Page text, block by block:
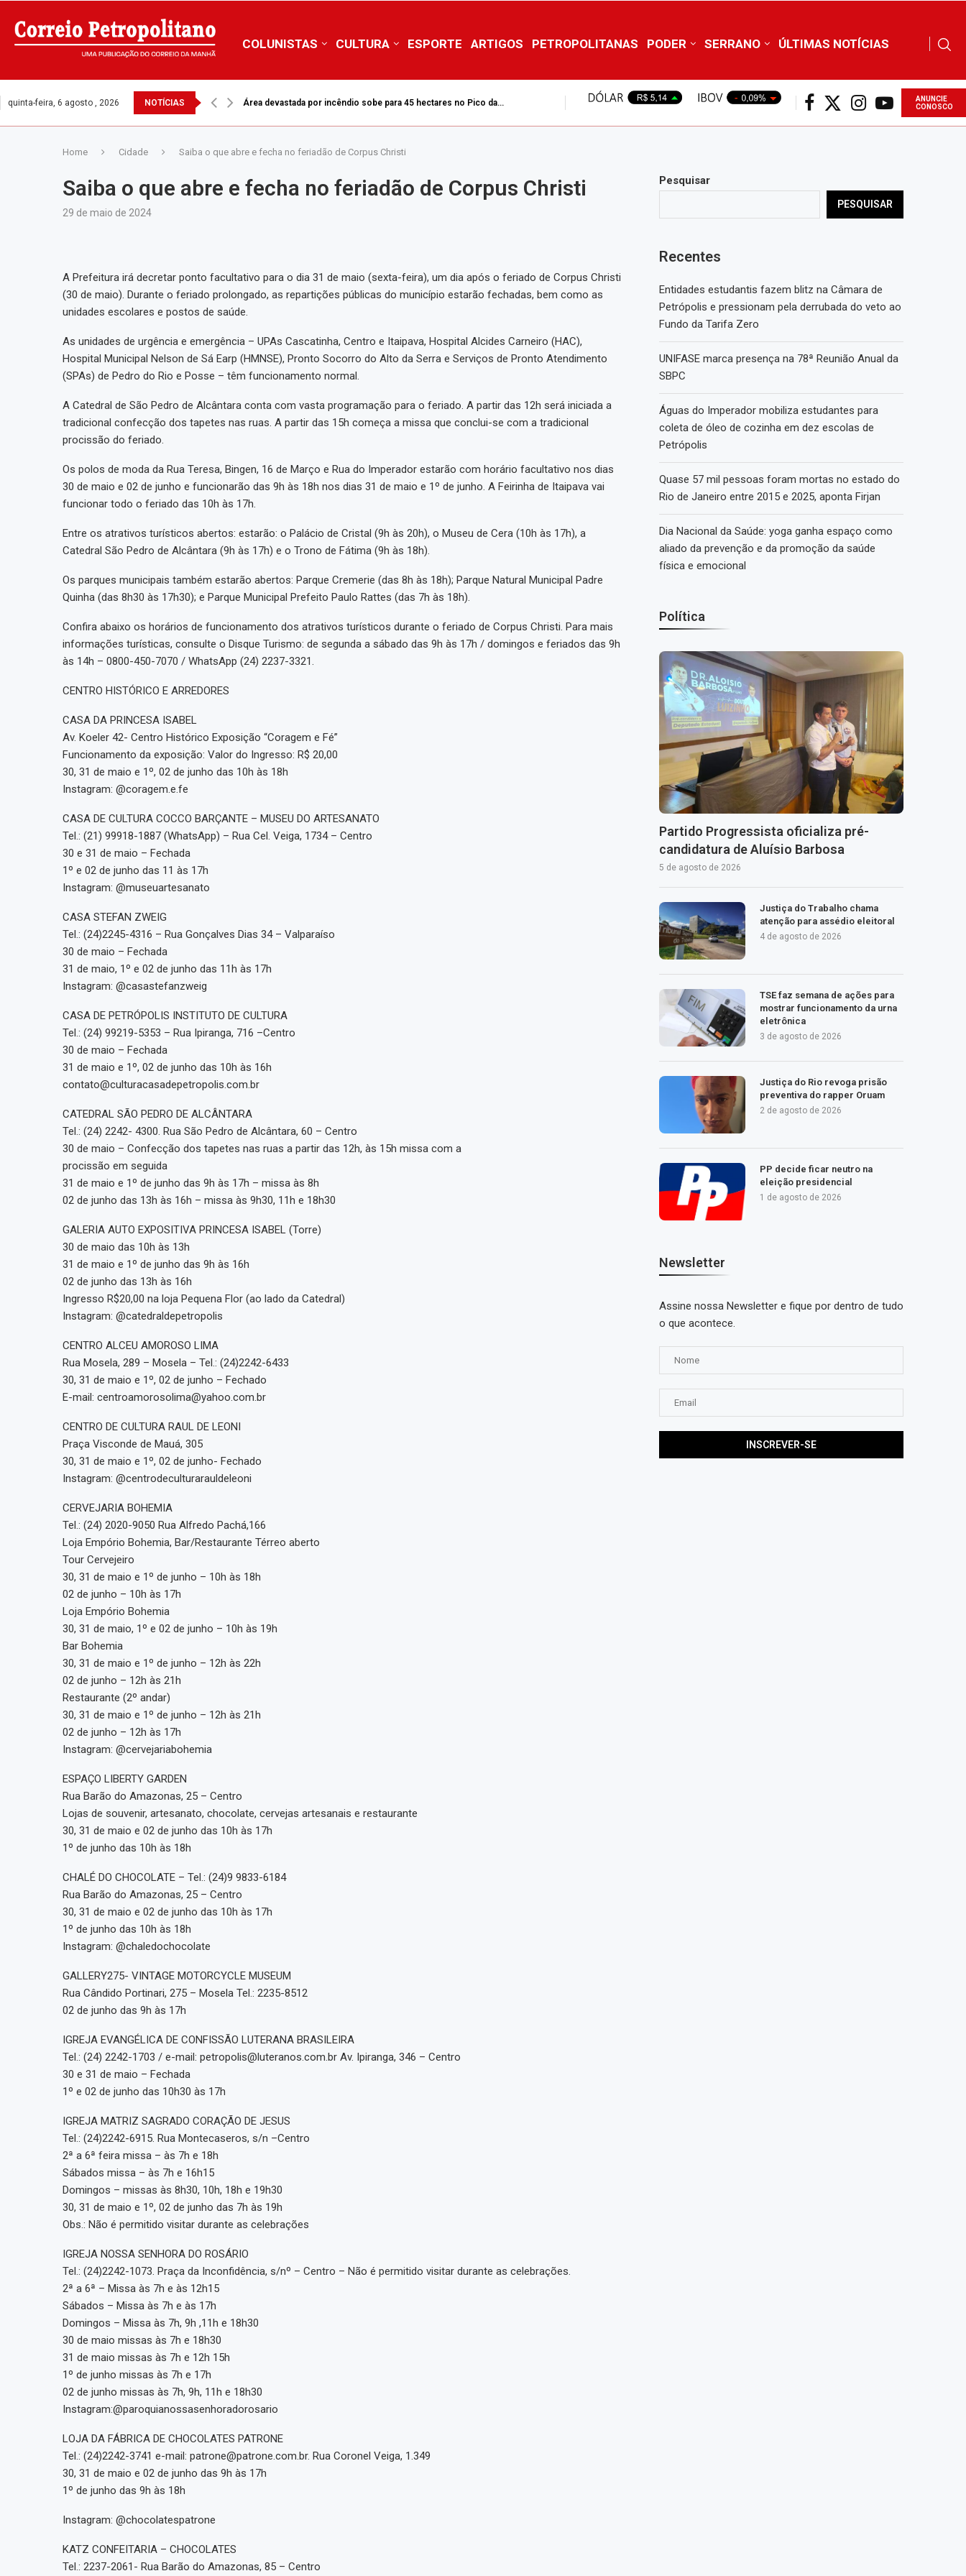
COLUNISTAS CULTURA ESPORTE ARTIGOS PETROPOLITANAS PODER SERRANO ÚLTIMAS NOTÍCIAS
quinta-feira, 6 agosto , 2026 NOTÍCIAS Incêndio destrói área equivalente a 42 campos de futebol no Pico...
ANUNCIE
CONOSCO
Home Cidade Saiba o que abre e fecha no feriadão de Corpus Christi
Saiba o que abre e fecha no feriadão de Corpus Christi
29 de maio de 2024
A Prefeitura irá decretar ponto facultativo para o dia 31 de maio (sexta-feira), um dia após o feriado de Corpus Christi
(30 de maio). Durante o feriado prolongado, as repartições públicas do município estarão fechadas, bem como as
unidades escolares e postos de saúde.
As unidades de urgência e emergência – UPAs Cascatinha, Centro e Itaipava, Hospital Alcides Carneiro (HAC),
Hospital Municipal Nelson de Sá Earp (HMNSE), Pronto Socorro do Alto da Serra e Serviços de Pronto Atendimento
(SPAs) de Pedro do Rio e Posse – têm funcionamento normal.
A Catedral de São Pedro de Alcântara conta com vasta programação para o feriado. A partir das 12h será iniciada a
tradicional confecção dos tapetes nas ruas. A partir das 15h começa a missa que conclui-se com a tradicional
procissão do feriado.
Os polos de moda da Rua Teresa, Bingen, 16 de Março e Rua do Imperador estarão com horário facultativo nos dias
30 de maio e 02 de junho e funcionarão das 9h às 18h nos dias 31 de maio e 1º de junho. A Feirinha de Itaipava vai
funcionar todo o feriado das 10h às 17h.
Entre os atrativos turísticos abertos: estarão: o Palácio de Cristal (9h às 20h), o Museu de Cera (10h às 17h), a
Catedral São Pedro de Alcântara (9h às 17h) e o Trono de Fátima (9h às 18h).
Os parques municipais também estarão abertos: Parque Cremerie (das 8h às 18h); Parque Natural Municipal Padre
Quinha (das 8h30 às 17h30); e Parque Municipal Prefeito Paulo Rattes (das 7h às 18h).
Confira abaixo os horários de funcionamento dos atrativos turísticos durante o feriado de Corpus Christi. Para mais
informações turísticas, consulte o Disque Turismo: de segunda a sábado das 9h às 17h / domingos e feriados das 9h
às 14h – 0800-450-7070 / WhatsApp (24) 2237-3321.
CENTRO HISTÓRICO E ARREDORES
CASA DA PRINCESA ISABEL
Av. Koeler 42- Centro Histórico Exposição “Coragem e Fé”
Funcionamento da exposição: Valor do Ingresso: R$ 20,00
30, 31 de maio e 1º, 02 de junho das 10h às 18h
Instagram: @coragem.e.fe
CASA DE CULTURA COCCO BARÇANTE – MUSEU DO ARTESANATO
Tel.: (21) 99918-1887 (WhatsApp) – Rua Cel. Veiga, 1734 – Centro
30 e 31 de maio – Fechada
1º e 02 de junho das 11 às 17h
Instagram: @museuartesanato
CASA STEFAN ZWEIG
Tel.: (24)2245-4316 – Rua Gonçalves Dias 34 – Valparaíso
30 de maio – Fechada
31 de maio, 1º e 02 de junho das 11h às 17h
Instagram: @casastefanzweig
CASA DE PETRÓPOLIS INSTITUTO DE CULTURA
Tel.: (24) 99219-5353 – Rua Ipiranga, 716 –Centro
30 de maio – Fechada
31 de maio e 1º, 02 de junho das 10h às 16h
contato@culturacasadepetropolis.com.br
CATEDRAL SÃO PEDRO DE ALCÂNTARA
Tel.: (24) 2242- 4300. Rua São Pedro de Alcântara, 60 – Centro
30 de maio – Confecção dos tapetes nas ruas a partir das 12h, às 15h missa com a
procissão em seguida
31 de maio e 1º de junho das 9h às 17h – missa às 8h
02 de junho das 13h às 16h – missa às 9h30, 11h e 18h30
GALERIA AUTO EXPOSITIVA PRINCESA ISABEL (Torre)
30 de maio das 10h às 13h
31 de maio e 1º de junho das 9h às 16h
02 de junho das 13h às 16h
Ingresso R$20,00 na loja Pequena Flor (ao lado da Catedral)
Instagram: @catedraldepetropolis
CENTRO ALCEU AMOROSO LIMA
Rua Mosela, 289 – Mosela – Tel.: (24)2242-6433
30, 31 de maio e 1º, 02 de junho – Fechado
E-mail: centroamorosolima@yahoo.com.br
CENTRO DE CULTURA RAUL DE LEONI
Praça Visconde de Mauá, 305
30, 31 de maio e 1º, 02 de junho- Fechado
Instagram: @centrodeculturarauldeleoni
CERVEJARIA BOHEMIA
Tel.: (24) 2020-9050 Rua Alfredo Pachá,166
Loja Empório Bohemia, Bar/Restaurante Térreo aberto
Tour Cervejeiro
30, 31 de maio e 1º de junho – 10h às 18h
02 de junho – 10h às 17h
Loja Empório Bohemia
30, 31 de maio, 1º e 02 de junho – 10h às 19h
Bar Bohemia
30, 31 de maio e 1º de junho – 12h às 22h
02 de junho – 12h às 21h
Restaurante (2º andar)
30, 31 de maio e 1º de junho – 12h às 21h
02 de junho – 12h às 17h
Instagram: @cervejariabohemia
ESPAÇO LIBERTY GARDEN
Rua Barão do Amazonas, 25 – Centro
Lojas de souvenir, artesanato, chocolate, cervejas artesanais e restaurante
30, 31 de maio e 02 de junho das 10h às 17h
1º de junho das 10h às 18h
CHALÉ DO CHOCOLATE – Tel.: (24)9 9833-6184
Rua Barão do Amazonas, 25 – Centro
30, 31 de maio e 02 de junho das 10h às 17h
1º de junho das 10h às 18h
Instagram: @chaledochocolate
GALLERY275- VINTAGE MOTORCYCLE MUSEUM
Rua Cândido Portinari, 275 – Mosela Tel.: 2235-8512
02 de junho das 9h às 17h
IGREJA EVANGÉLICA DE CONFISSÃO LUTERANA BRASILEIRA
Tel.: (24) 2242-1703 / e-mail: petropolis@luteranos.com.br Av. Ipiranga, 346 – Centro
30 e 31 de maio – Fechada
1º e 02 de junho das 10h30 às 17h
IGREJA MATRIZ SAGRADO CORAÇÃO DE JESUS
Tel.: (24)2242-6915. Rua Montecaseros, s/n –Centro
2ª a 6ª feira missa – às 7h e 18h
Sábados missa – às 7h e 16h15
Domingos – missas às 8h30, 10h, 18h e 19h30
30, 31 de maio e 1º, 02 de junho das 7h às 19h
Obs.: Não é permitido visitar durante as celebrações
IGREJA NOSSA SENHORA DO ROSÁRIO
Tel.: (24)2242-1073. Praça da Inconfidência, s/nº – Centro – Não é permitido visitar durante as celebrações.
2ª a 6ª – Missa às 7h e às 12h15
Sábados – Missa às 7h e às 17h
Domingos – Missa às 7h, 9h ,11h e 18h30
30 de maio missas às 7h e 18h30
31 de maio missas às 7h e 12h 15h
1º de junho missas às 7h e 17h
02 de junho missas às 7h, 9h, 11h e 18h30
Instagram:@paroquianossasenhoradorosario
LOJA DA FÁBRICA DE CHOCOLATES PATRONE
Tel.: (24)2242-3741 e-mail: patrone@patrone.com.br. Rua Coronel Veiga, 1.349
30, 31 de maio e 02 de junho das 9h às 17h
1º de junho das 9h às 18h
Instagram: @chocolatespatrone
KATZ CONFEITARIA – CHOCOLATES
Tel.: 2237-2061- Rua Barão do Amazonas, 85 – Centro
Pesquisar
PESQUISAR
Recentes
Entidades estudantis fazem blitz na Câmara de
Petrópolis e pressionam pela derrubada do veto ao
Fundo da Tarifa Zero
UNIFASE marca presença na 78ª Reunião Anual da
SBPC
Águas do Imperador mobiliza estudantes para
coleta de óleo de cozinha em dez escolas de
Petrópolis
Quase 57 mil pessoas foram mortas no estado do
Rio de Janeiro entre 2015 e 2025, aponta Firjan
Dia Nacional da Saúde: yoga ganha espaço como
aliado da prevenção e da promoção da saúde
física e emocional
Política
Partido Progressista oficializa pré-
candidatura de Aluísio Barbosa
5 de agosto de 2026
Justiça do Trabalho chama
atenção para assédio eleitoral
4 de agosto de 2026
TSE faz semana de ações para
mostrar funcionamento da urna
eletrônica
3 de agosto de 2026
Justiça do Rio revoga prisão
preventiva do rapper Oruam
2 de agosto de 2026
PP decide ficar neutro na
eleição presidencial
1 de agosto de 2026
Newsletter
Assine nossa Newsletter e fique por dentro de tudo
o que acontece.